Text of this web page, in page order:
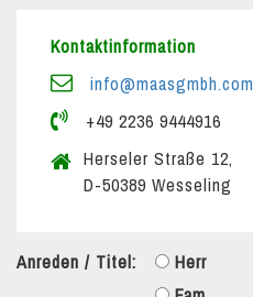
Kontaktinformation
info@maasgmbh.com
+49 2236 9444916
Herseler Straße 12,
D-50389 Wesseling
Anreden / Titel: Herr